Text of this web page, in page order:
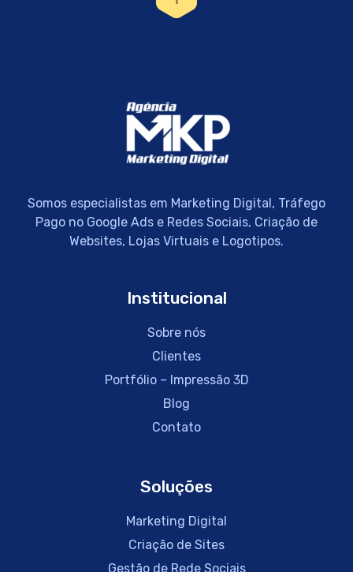
Somos especialistas em Marketing Digital, Tráfego
Pago no Google Ads e Redes Sociais, Criação de
Websites, Lojas Virtuais e Logotipos.
Institucional
Sobre nós
Clientes
Portfólio – Impressão 3D
Blog
Contato
Soluções
Marketing Digital
Criação de Sites
Gestão de Rede Sociais